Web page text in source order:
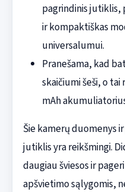
pagrindinis
ir kompaktiškas
universalumui.
Pranešama, kad
skaičiumi šeši, o tai
mAh
Šie kamerų duomenys
jutiklis yra reikšmingi.
daugiau šviesos ir
apšvietimo sąlygomis,